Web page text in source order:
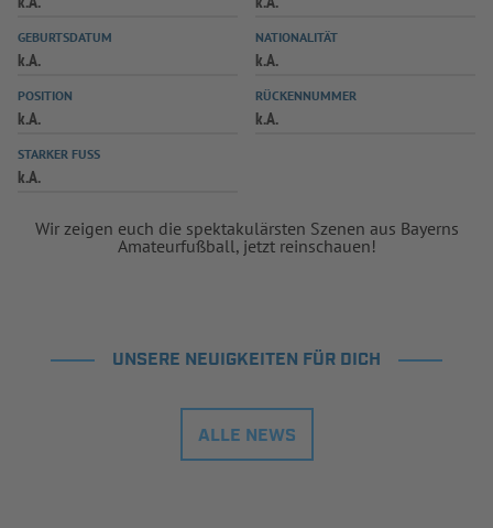
SPIELPLUS
GEBURTSDATUM
k.A.
NATIONALITÄT
k.A.
POSITION
k.A.
RÜCKENNUMMER
k.A.
STARKER FUSS
k.A.
Wir zeigen euch die spektakulärsten Szenen aus Bayerns
Amateurfußball, jetzt reinschauen!
UNSERE NEUIGKEITEN FÜR DICH
ALLE NEWS